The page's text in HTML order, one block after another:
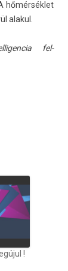
hőmérséklet
al­akul.
fel­
!